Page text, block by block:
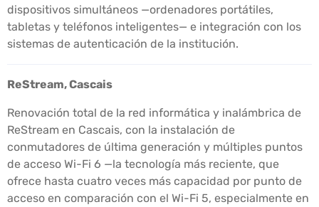
dispositivos simultáneos —ordenadores portátiles,
tabletas y teléfonos inteligentes— e integración con los
sistemas de autenticación de la institución.
ReStream, Cascais
Renovación total de la red informática y inalámbrica de
ReStream en Cascais, con la instalación de
conmutadores de última generación y múltiples puntos
de acceso Wi-Fi 6 —la tecnología más reciente, que
ofrece hasta cuatro veces más capacidad por punto de
acceso en comparación con el Wi-Fi 5, especialmente en